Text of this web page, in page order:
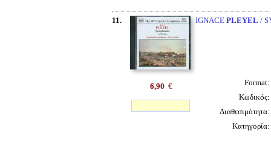
11. IGNACE PLEYEL /
6,90 €
Format:
Κωδικός:
Διαθεσιμότητα:
Κατηγορία: